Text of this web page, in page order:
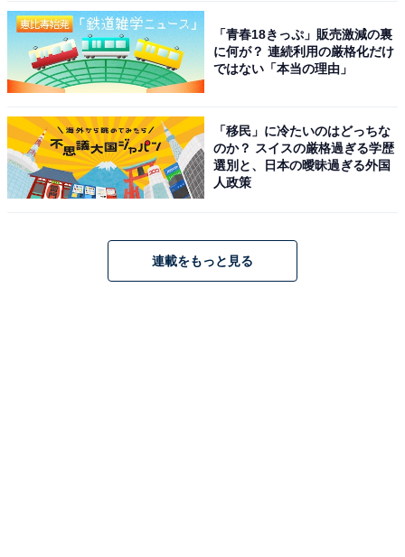
「青春18きっぷ」販売激減の裏
に何が？ 連続利用の厳格化だけ
ではない「本当の理由」
「移民」に冷たいのはどっちな
のか？ スイスの厳格過ぎる学歴
選別と、日本の曖昧過ぎる外国
人政策
連載をもっと見る